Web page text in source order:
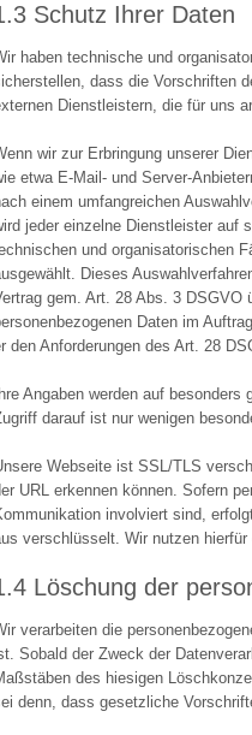
Schutz Ihrer Daten
haben technische und
dass die Vorschriften
Dienstleistern, die für uns
wir zur Erbringung unserer
etwa E-Mail- und Server-
einem umfangreichen
jeder einzelne Dienstleister auf
und organisatorischen
Dieses
gem. Art. 28 Abs. 3 DSGVO
Daten im
den Anforderungen des Art. 28
Ihre Angaben werden auf
darauf ist nur wenigen
Webseite ist SSL/TLS
URL erkennen können. Sofern
involviert sind,
verschlüsselt. Wir nutzen
Löschung der
verarbeiten die
Sobald der Zweck der
des hiesigen
denn, dass gesetzliche